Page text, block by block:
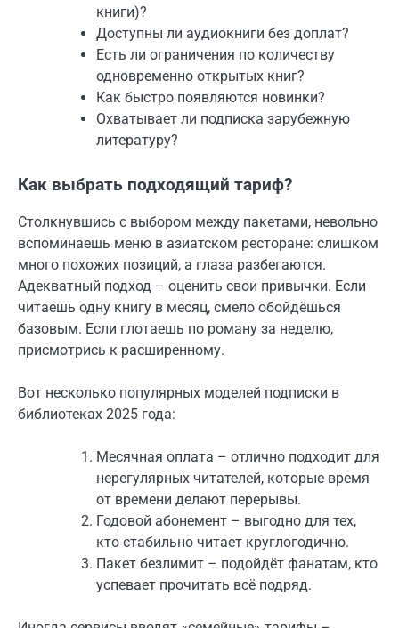
книги)?
Доступны ли аудиокниги без доплат?
Есть ли ограничения по количеству
одновременно открытых книг?
Как быстро появляются новинки?
Охватывает ли подписка зарубежную
литературу?
Как выбрать подходящий тариф?
Столкнувшись с выбором между пакетами, невольно
вспоминаешь меню в азиатском ресторане: слишком
много похожих позиций, а глаза разбегаются.
Адекватный подход – оценить свои привычки. Если
читаешь одну книгу в месяц, смело обойдёшься
базовым. Если глотаешь по роману за неделю,
присмотрись к расширенному.
Вот несколько популярных моделей подписки в
библиотеках 2025 года:
Месячная оплата – отлично подходит для
нерегулярных читателей, которые время
от времени делают перерывы.
Годовой абонемент – выгодно для тех,
кто стабильно читает круглогодично.
Пакет безлимит – подойдёт фанатам, кто
успевает прочитать всё подряд.